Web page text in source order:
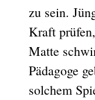
zu sein.
Kraft
Matte
Pädagoge
solchem